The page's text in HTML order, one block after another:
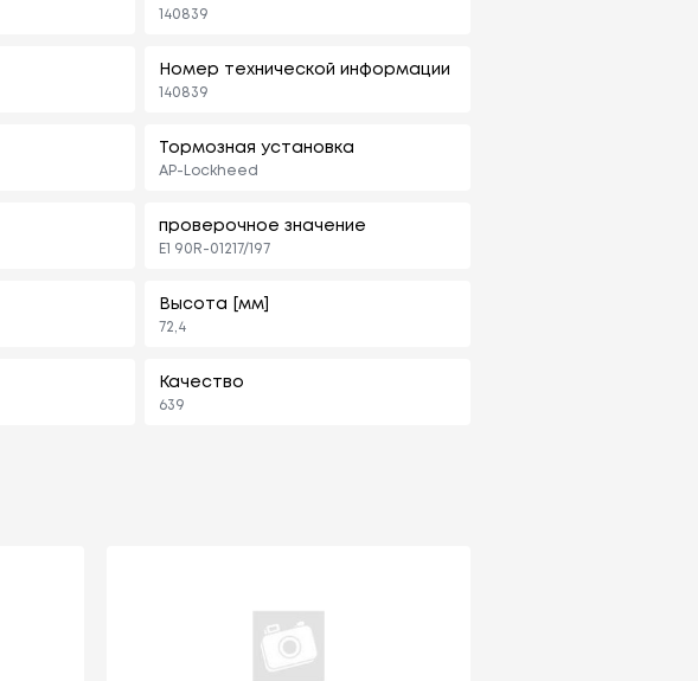
140839
Номер технической информации
140839
Тормозная установка
AP-Lockheed
проверочное значение
E1 90R-01217/197
Высота [мм]
72,4
Качество
639